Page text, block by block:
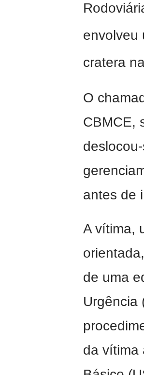
envolveu
cratera
O
CBMCE,
antes de
A vítima,
de uma
Urgência
da vítima